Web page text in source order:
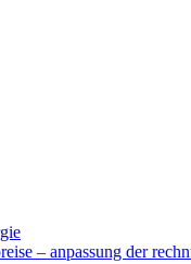
– anpassung der